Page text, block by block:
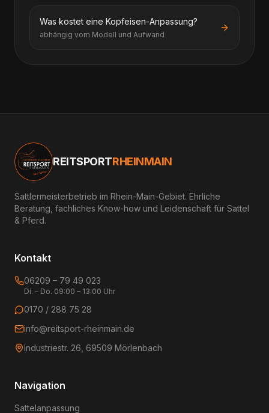
Was kostet eine Kopfeisen-Anpassung?
abhängig vom Modell und Aufwand
REITSPORTRHEINMAIN
Sattlermeisterbetrieb im Rhein-Main-Gebiet. Ehrliche
Beratung, fachliches Know-how und Leidenschaft für Sattel
& Pferd.
Kontakt
06209 – 79 49 023
Di. – Do. 09:00 – 13:00 Uhr
0170 / 288 75 28
info@reitsport-rheinmain.de
Industriestr. 26, 69509 Mörlenbach
Navigation
Sattelanpassung